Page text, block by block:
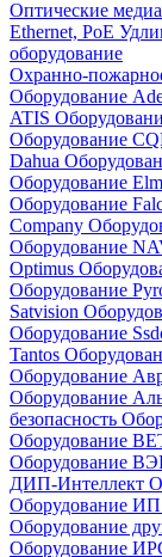
Оптические
Ethernet, PoE
оборудование
Охранно-
Оборудование
ATIS
Оборудование
Dahua
Оборудование
Оборудование
Company
Оборудование
Optimus
Оборудование
Satvision
Оборудование
Tantos
Оборудование
Оборудование
безопасность
Оборудование
Оборудование
ДИП-Интеллект
Оборудование
Оборудование
Оборудование